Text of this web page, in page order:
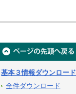
基本３情報ダウンロード
全件ダウンロード